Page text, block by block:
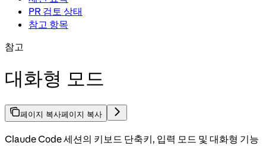
PR 검토 상태
참고 항목
참고
대화형 모드
페이지 복사페이지 복사
Claude Code 세션의 키보드 단축키, 입력 모드 및 대화형 기능